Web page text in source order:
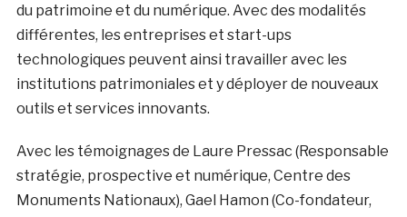
du patrimoine et du numérique. Avec des modalités
différentes, les entreprises et start-ups
technologiques peuvent ainsi travailler avec les
institutions patrimoniales et y déployer de nouveaux
outils et services innovants.
Avec les témoignages de Laure Pressac (Responsable
stratégie, prospective et numérique, Centre des
Monuments Nationaux), Gael Hamon (Co-fondateur,